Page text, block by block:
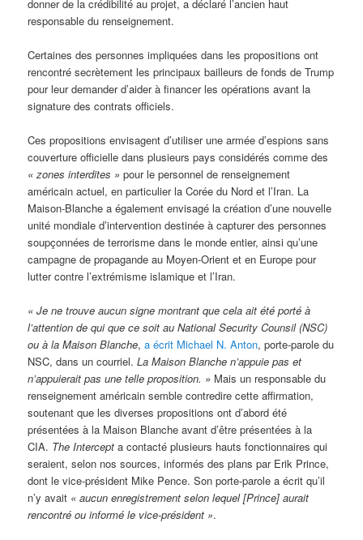
donner de la crédibilité au projet, a déclaré l’ancien haut
responsable du renseignement.
Certaines des personnes impliquées dans les propositions ont
rencontré secrètement les principaux bailleurs de fonds de Trump
pour leur demander d’aider à financer les opérations avant la
signature des contrats officiels.
Ces propositions envisagent d’utiliser une armée d’espions sans
couverture officielle dans plusieurs pays considérés comme des
« zones interdites » pour le personnel de renseignement
américain actuel, en particulier la Corée du Nord et l’Iran. La
Maison-Blanche a également envisagé la création d’une nouvelle
unité mondiale d’intervention destinée à capturer des personnes
soupçonnées de terrorisme dans le monde entier, ainsi qu’une
campagne de propagande au Moyen-Orient et en Europe pour
lutter contre l’extrémisme islamique et l’Iran.
« Je ne trouve aucun signe montrant que cela ait été porté à
l’attention de qui que ce soit au National Security Counsil (NSC)
ou à la Maison Blanche,a écrit Michael N. Anton, porte-parole du
NSC, dans un courriel.La Maison Blanche n’appuie pas et
n’appuierait pas une telle proposition. » Mais un responsable du
renseignement américain semble contredire cette affirmation,
soutenant que les diverses propositions ont d’abord été
présentées à la Maison Blanche avant d’être présentées à la
CIA. The Intercept a contacté plusieurs hauts fonctionnaires qui
seraient, selon nos sources, informés des plans par Erik Prince,
dont le vice-président Mike Pence. Son porte-parole a écrit qu’il
n’y avait « aucun enregistrement selon lequel [Prince] aurait
rencontré ou informé le vice-président ».